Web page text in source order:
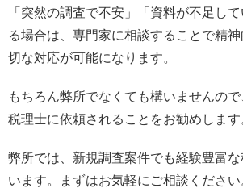
「突然の調査で不安」「資料が不足し
る場合は、専門家に相談することで精
切な対応が可能になります。
もちろん弊所でなくても構いませんの
税理士に依頼されることをお勧めします
弊所では、新規調査案件でも経験豊富
います。まずはお気軽にご相談ください